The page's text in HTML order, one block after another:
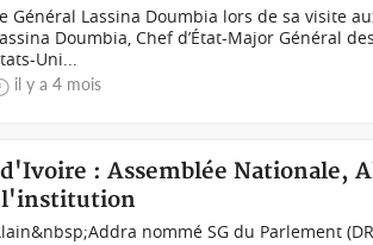
Général Lassina Doumbia lors de sa visite
Doumbia, Chef d’État-Major Général
Uni...
il y a 4 mois
: Assemblée Nationale,
l'institution
nommé SG du Parlement